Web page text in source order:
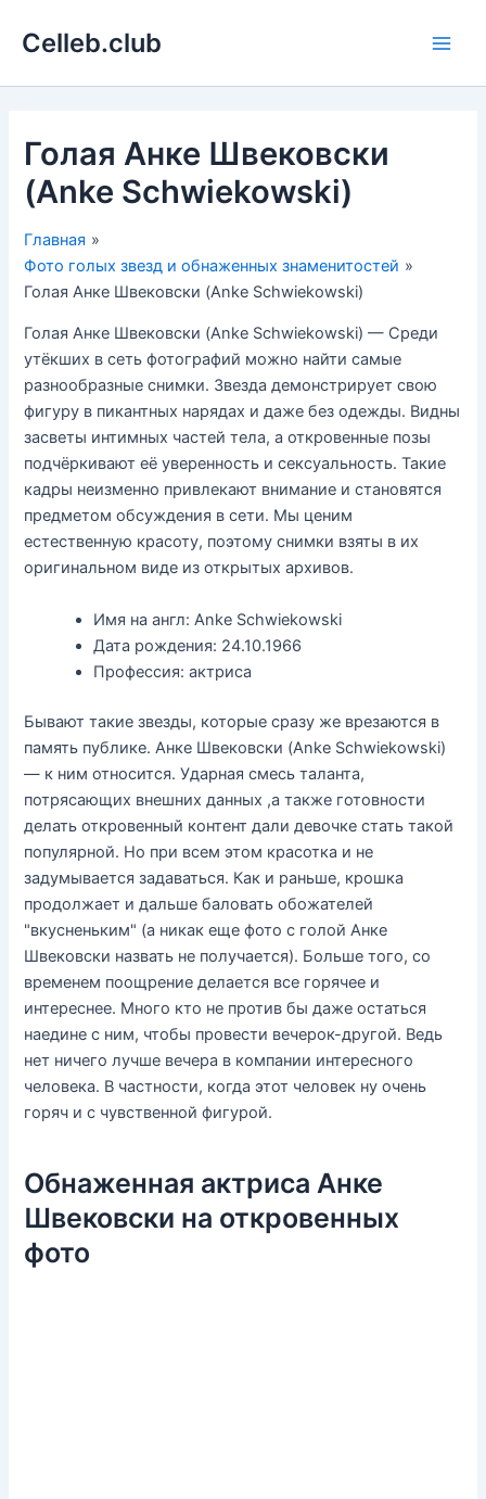
Celleb.club
Голая Анке Швековски
(Anke Schwiekowski)
Главная
Фото голых звезд и обнаженных знаменитостей
Голая Анке Швековски (Anke Schwiekowski)
Голая Анке Швековски (Anke Schwiekowski) — Среди
утёкших в сеть фотографий можно найти самые
разнообразные снимки. Звезда демонстрирует свою
фигуру в пикантных нарядах и даже без одежды. Видны
засветы интимных частей тела, а откровенные позы
подчёркивают её уверенность и сексуальность. Такие
кадры неизменно привлекают внимание и становятся
предметом обсуждения в сети. Мы ценим
естественную красоту, поэтому снимки взяты в их
оригинальном виде из открытых архивов.
Имя на англ: Anke Schwiekowski
Дата рождения: 24.10.1966
Профессия: актриса
Бывают такие звезды, которые сразу же врезаются в
память публике. Анке Швековски (Anke Schwiekowski)
— к ним относится. Ударная смесь таланта,
потрясающих внешних данных ,а также готовности
делать откровенный контент дали девочке стать такой
популярной. Но при всем этом красотка и не
задумывается задаваться. Как и раньше, крошка
продолжает и дальше баловать обожателей
"вкусненьким" (а никак еще фото с голой Анке
Швековски назвать не получается). Больше того, со
временем поощрение делается все горячее и
интереснее. Много кто не против бы даже остаться
наедине с ним, чтобы провести вечерок-другой. Ведь
нет ничего лучше вечера в компании интересного
человека. В частности, когда этот человек ну очень
горяч и с чувственной фигурой.
Обнаженная актриса Анке
Швековски на откровенных
фото